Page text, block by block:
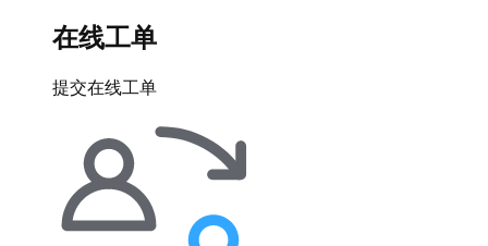
在线工单
提交在线工单